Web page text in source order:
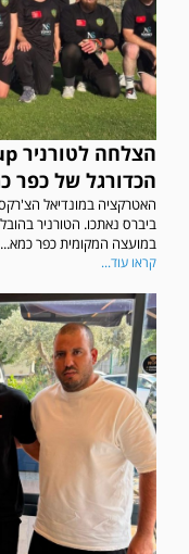
הכדורגל של כפר
האטרקציה במונדיאל
ביברס נאתכו. הטורניר
במועצה המקומית כפר כמא...
קראו עוד...